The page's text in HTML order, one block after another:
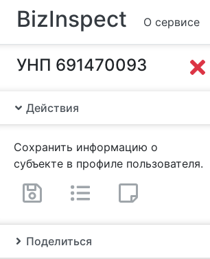
BizInspect О сервисе
УНП 691470093
Действия
Сохранить информацию о
субъекте в профиле пользователя.
Поделиться